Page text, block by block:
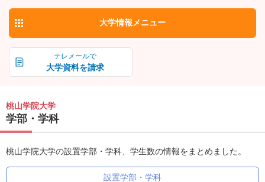
テレメールで
大学資料を請求
大学情報 メニュー
桃山学院大学
学部・学科
桃山学院大学の設置学部・学科、学生数の情報をまとめました。
設置学部・学科